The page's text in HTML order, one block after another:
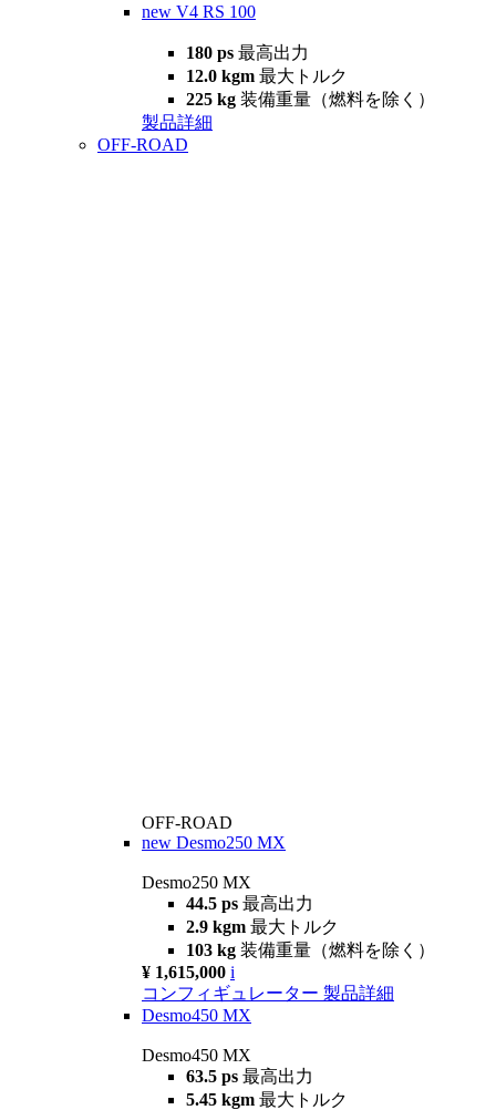
new V4 RS 100
180 ps 最高出力
12.0 kgm 最大トルク
225 kg 装備重量（燃料を除く）
製品詳細
OFF-ROAD
OFF-ROAD
new Desmo250 MX
Desmo250 MX
44.5 ps 最高出力
2.9 kgm 最大トルク
103 kg 装備重量（燃料を除く）
¥ 1,615,000 i
コンフィギュレーター 製品詳細
Desmo450 MX
Desmo450 MX
63.5 ps 最高出力
5.45 kgm 最大トルク